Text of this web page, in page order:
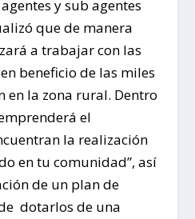
y sub agentes
que de manera
a trabajar con las
beneficio de las miles
en la zona rural. Dentro
el
la realización
en tu comunidad”, así
de un plan de
dotarlos de una